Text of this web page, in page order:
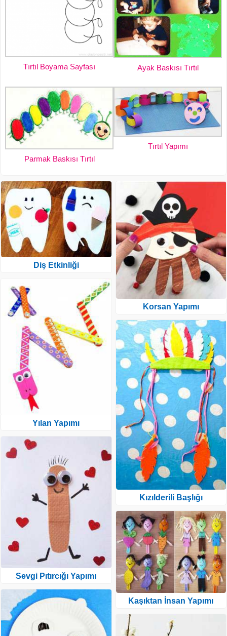
Tırtıl Boyama Sayfası Ayak Baskısı Tırtıl
Parmak Baskısı Tırtıl
Tırtıl Yapımı
Diş Etkinliği
Yılan Yapımı
Sevgi Pıtırcığı Yapımı
Korsan Yapımı
Kızılderili Başlığı
Kaşıktan İnsan Yapımı